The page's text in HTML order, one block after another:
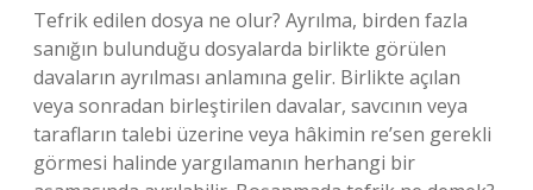
Tefrik edilen dosya ne olur? Ayrılma, birden fazla
sanığın bulunduğu dosyalarda birlikte görülen
davaların ayrılması anlamına gelir. Birlikte açılan
veya sonradan birleştirilen davalar, savcının veya
tarafların talebi üzerine veya hâkimin re’sen gerekli
görmesi halinde yargılamanın herhangi bir